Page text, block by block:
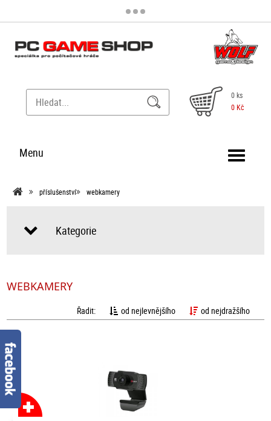
0 ks
0 Kč
Menu
příslušenství webkamery
Kategorie
WEBKAMERY
Řadit: od nejlevnějšího od nejdražšího